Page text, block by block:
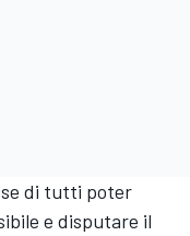
di tutti poter
e disputare il